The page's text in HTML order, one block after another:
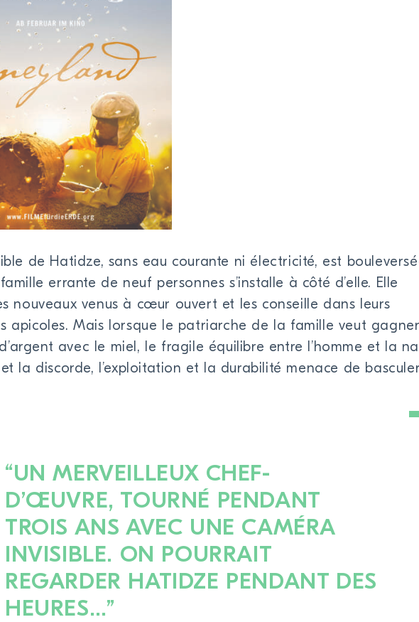
de Hatidze, sans eau courante ni électricité, est
famille errante de neuf personnes s’installe à côté d’elle. Elle
nouveaux venus à cœur ouvert et les conseille dans leurs
apicoles. Mais lorsque le patriarche de la famille veut gagner
avec le miel, le fragile équilibre entre l’homme et la
et la discorde, l’exploitation et la durabilité menace de
“UN MERVEILLEUX CHEF-
D’ŒUVRE, TOURNÉ PENDANT
TROIS ANS AVEC UNE CAMÉRA
INVISIBLE. ON POURRAIT
REGARDER HATIDZE PENDANT DES
HEURES…”